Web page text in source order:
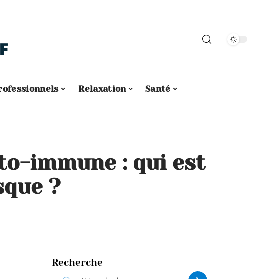
Relaxation Santé
immune : qui est
?
Recherche